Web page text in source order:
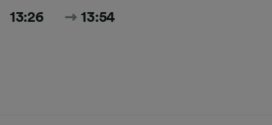
13:26 13:54